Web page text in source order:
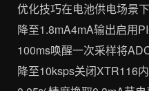
优化技巧在电池供电场景
降至1.8mA4mA输出启用
100ms唤醒一次采样将
降至10ksps关闭XTR116